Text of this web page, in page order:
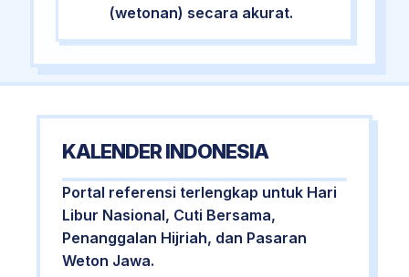
(wetonan) secara akurat.
KALENDER INDONESIA
Portal referensi terlengkap untuk Hari
Libur Nasional, Cuti Bersama,
Penanggalan Hijriah, dan Pasaran
Weton Jawa.